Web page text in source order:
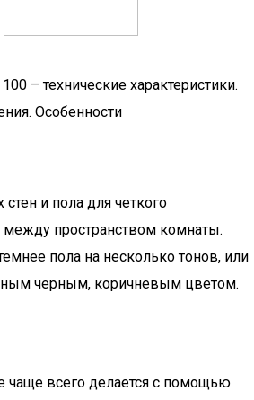
– технические характеристики.
Особенности
и пола для четкого
пространством комнаты.
пола на несколько тонов, или
черным, коричневым цветом.
чаще всего делается с помощью